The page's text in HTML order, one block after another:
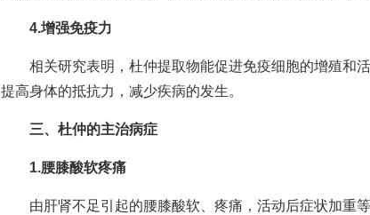
4.增强免疫力
相关研究表明，杜仲提取物能促进免疫细胞的增殖和活
提高身体的抵抗力，减少疾病的发生。
三、杜仲的主治病症
1.腰膝酸软疼痛
由肝肾不足引起的腰膝酸软、疼痛，活动后症状加重等